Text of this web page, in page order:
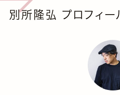
別所隆弘 プロフィー